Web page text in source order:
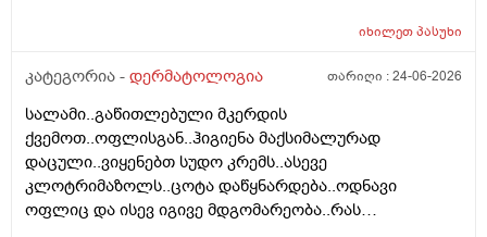
ფსორიაზის დროს და არის თუ არა პრაქტიკაში ვინც
გაღიზიანებულა კიდე უფრო . მადლონა წინასწარ !
კისერი , ყელი , მუცელი , საჯდომი , ხელი , ფეხი და ა.შ
და ყელზე და დაახლოებით 2 წელია გავწყვიტე ,
ვარ . ვიღაცამ მითხრა შესაძლოა ეპილაციამ
გააღიაზიანოს და მანდაც გამოვიდესო , შიშმა ამიტანა
. სხვადასხვა ვერსია მესმის , ზოგი ამბობს არანაირი
ახალი კერების გაჩენა , ზოგიც კი პირიქით . იქნებ
თქვენ მითხრათ ღირს გაგრძელება ? რისკი
იხილეთპასუხი
კატეგორია - დერმატოლოგია თარიღი :24-06-2026
სალამი..გაწითლებული მკერდის
ქვემოთ..ოფლისგან..ჰიგიენა მაქსიმალურად
დაცული..ვიყენებთ სუდო კრემს..ასევე
კლოტრიმაზოლს..ცოტა დაწყნარდება..ოდნავი
ოფლიც და ისევ იგივე მდგომარეობა..რას